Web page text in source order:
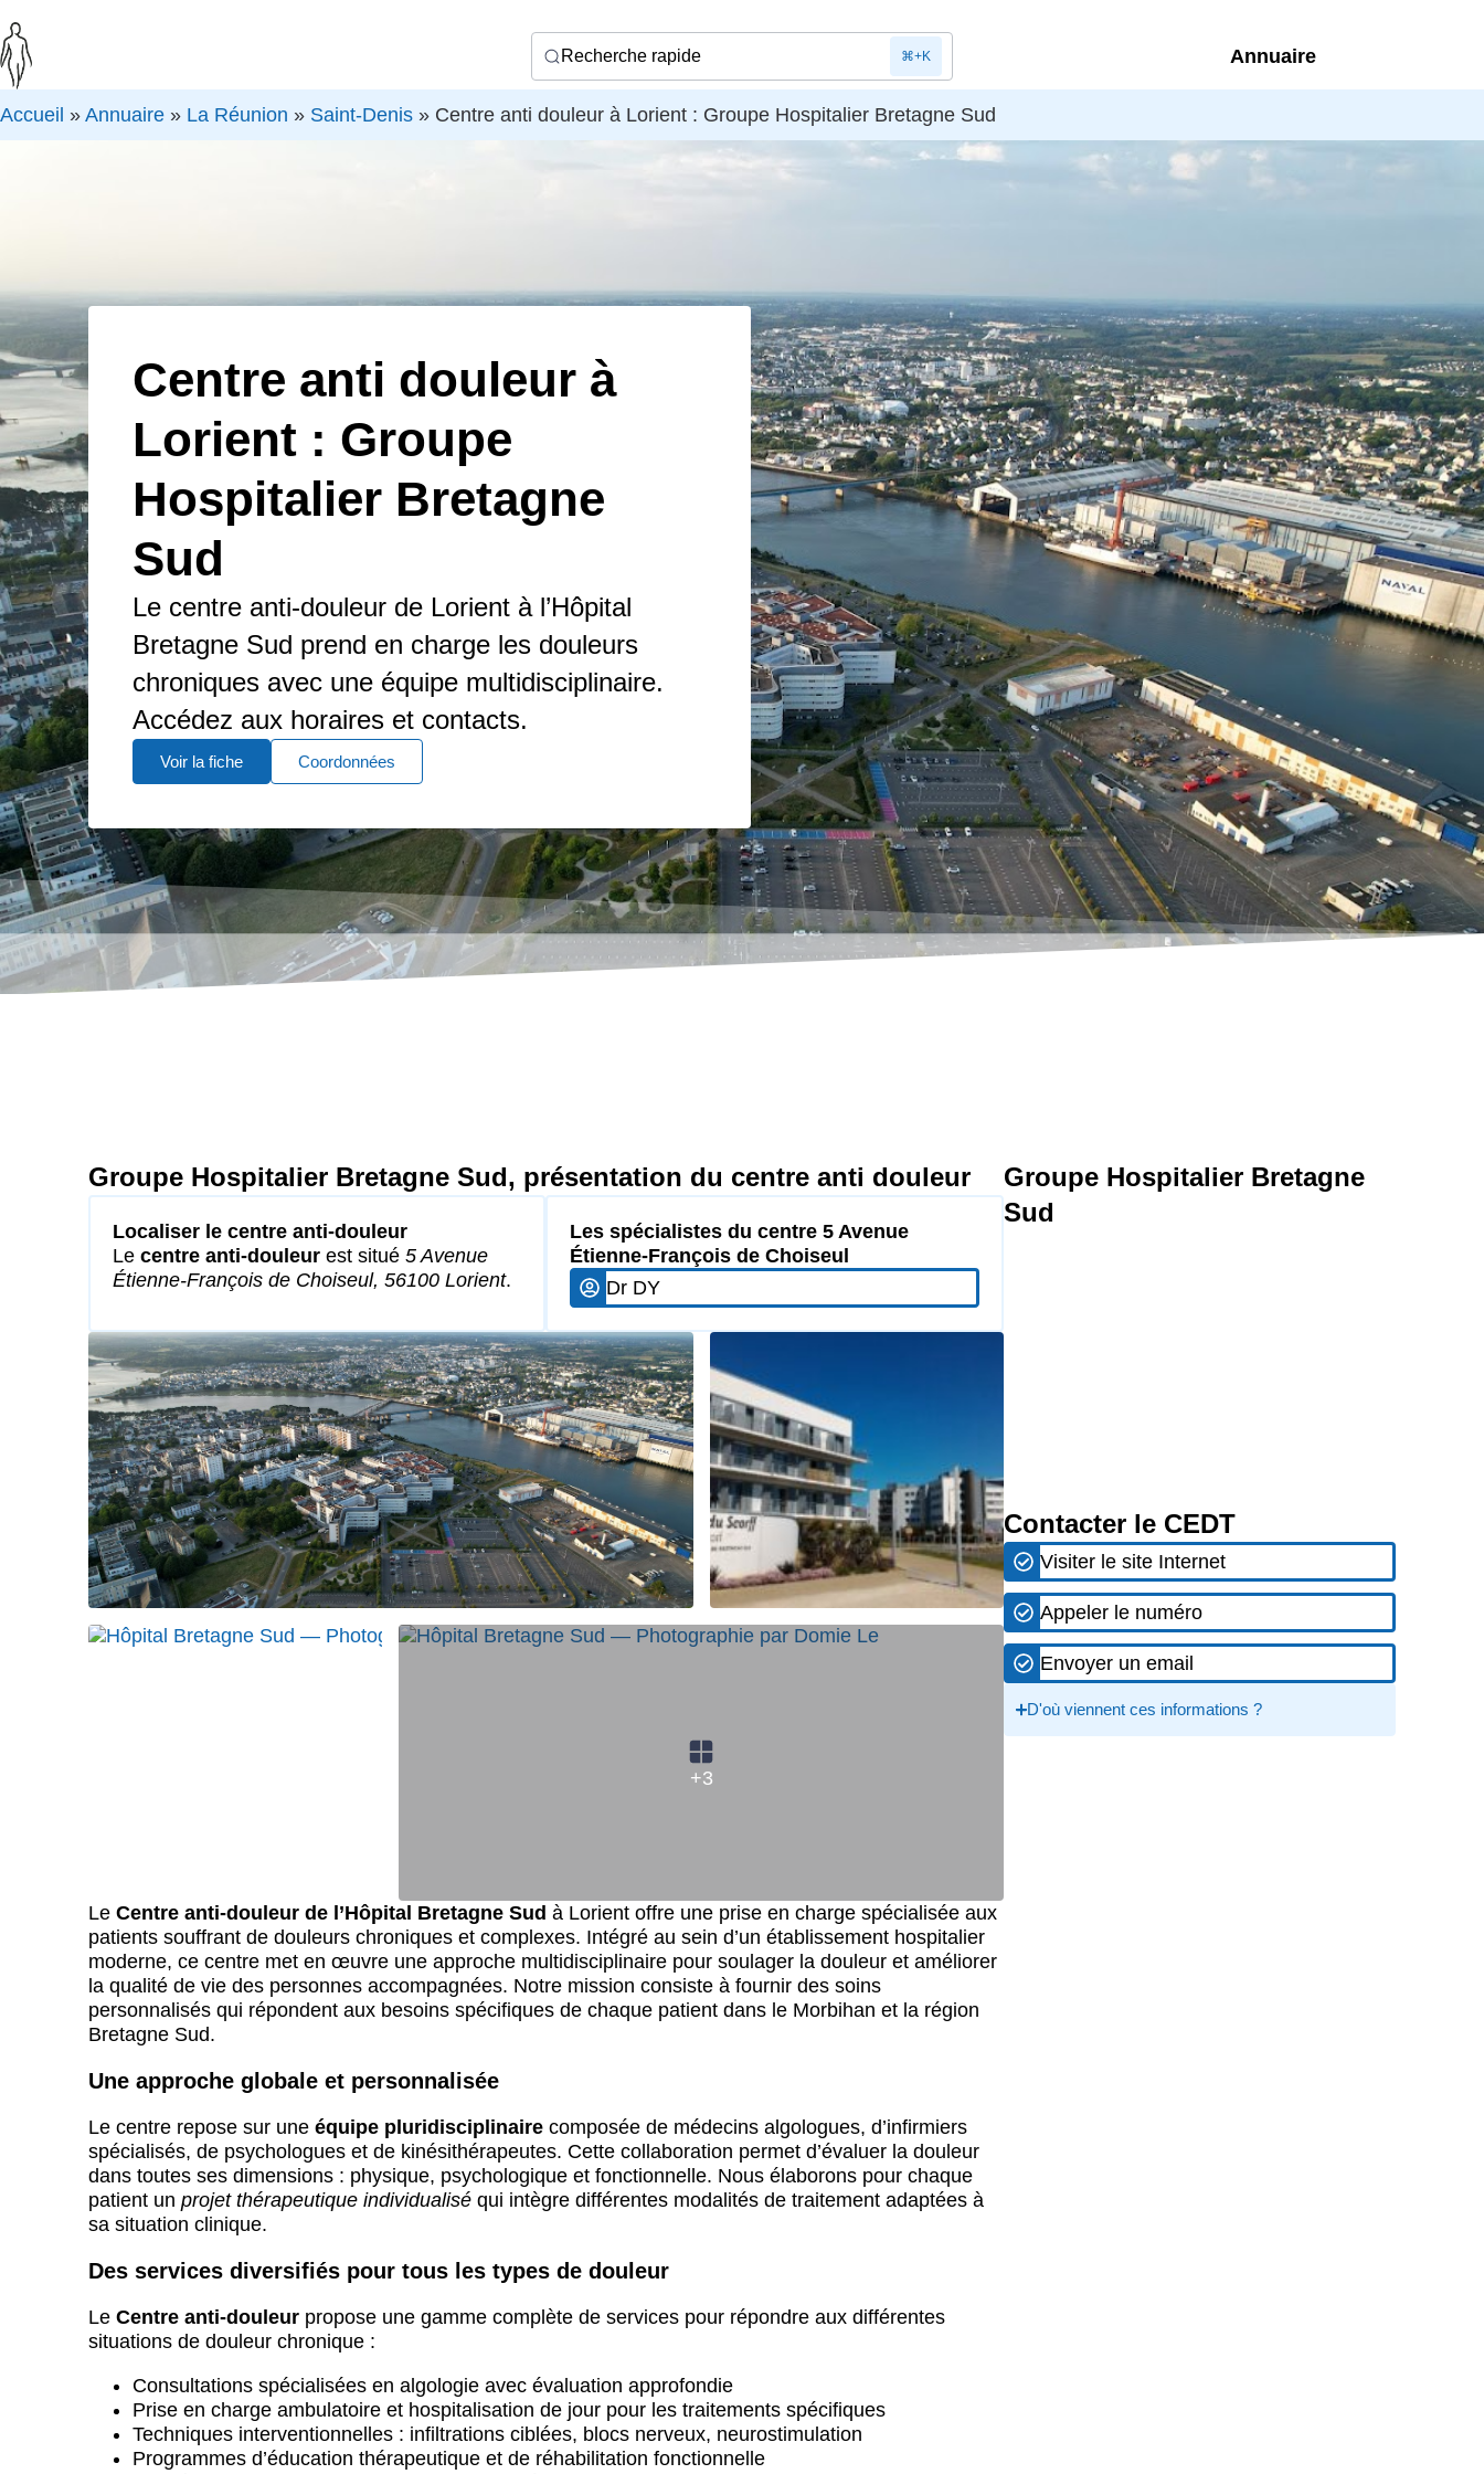
Recherche rapide ⌘+K Annuaire
Accueil » Annuaire » La Réunion » Saint-Denis » Centre anti douleur à Lorient : Groupe Hospitalier Bretagne Sud
Centre anti douleur à
Lorient : Groupe
Hospitalier Bretagne
Sud
Le centre anti-douleur de Lorient à l’Hôpital
Bretagne Sud prend en charge les douleurs
chroniques avec une équipe multidisciplinaire.
Accédez aux horaires et contacts.
Voir la fiche Coordonnées
Groupe Hospitalier Bretagne Sud, présentation du centre anti douleur
Localiser le centre anti-douleur
Le centre anti-douleur est situé 5 Avenue
Étienne-François de Choiseul, 56100 Lorient.
Les spécialistes du centre 5 Avenue
Étienne-François de Choiseul
Dr DY
+3
Le Centre anti-douleur de l’Hôpital Bretagne Sud à Lorient offre une prise en charge spécialisée aux
patients souffrant de douleurs chroniques et complexes. Intégré au sein d’un établissement hospitalier
moderne, ce centre met en œuvre une approche multidisciplinaire pour soulager la douleur et améliorer
la qualité de vie des personnes accompagnées. Notre mission consiste à fournir des soins
personnalisés qui répondent aux besoins spécifiques de chaque patient dans le Morbihan et la région
Bretagne Sud.
Une approche globale et personnalisée
Le centre repose sur une équipe pluridisciplinaire composée de médecins algologues, d’infirmiers
spécialisés, de psychologues et de kinésithérapeutes. Cette collaboration permet d’évaluer la douleur
dans toutes ses dimensions : physique, psychologique et fonctionnelle. Nous élaborons pour chaque
patient un projet thérapeutique individualisé qui intègre différentes modalités de traitement adaptées à
sa situation clinique.
Des services diversifiés pour tous les types de douleur
Le Centre anti-douleur propose une gamme complète de services pour répondre aux différentes
situations de douleur chronique :
Consultations spécialisées en algologie avec évaluation approfondie
Prise en charge ambulatoire et hospitalisation de jour pour les traitements spécifiques
Techniques interventionnelles : infiltrations ciblées, blocs nerveux, neurostimulation
Programmes d’éducation thérapeutique et de réhabilitation fonctionnelle
Groupe Hospitalier Bretagne
Sud
Contacter le CEDT
Visiter le site Internet
Appeler le numéro
Envoyer un email
D'où viennent ces informations ?